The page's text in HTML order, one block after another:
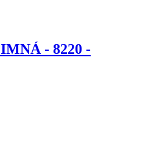
- 8220 -